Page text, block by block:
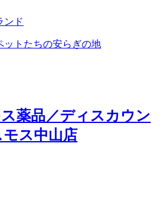
ンド
ットたちの安らぎの地
薬品／ディスカウン
モス中山店